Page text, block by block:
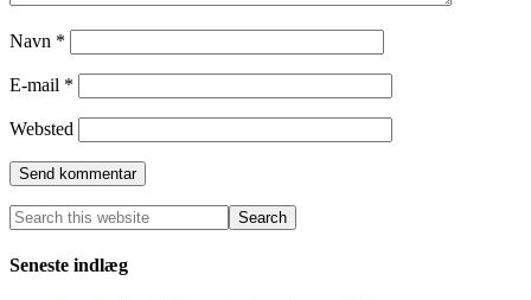
Navn *
E-mail *
Websted
Seneste indlæg